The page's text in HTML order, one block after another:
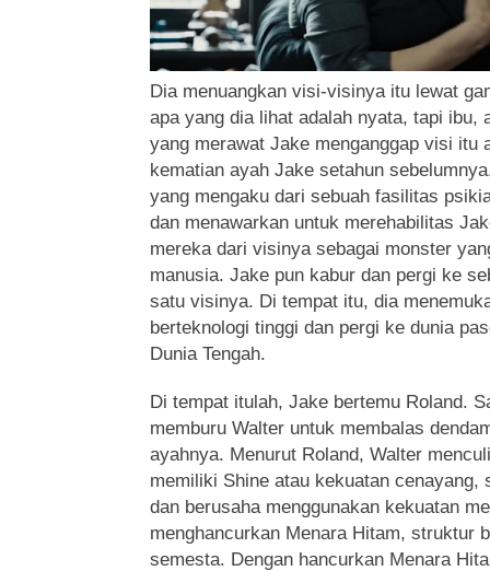
Dia menuangkan visi-visinya itu lewat
apa yang dia lihat adalah nyata, tapi ibu,
yang merawat Jake menganggap visi itu
kematian ayah Jake setahun
yang mengaku dari sebuah fasilitas
dan menawarkan untuk merehabilitas
mereka dari visinya sebagai monster
manusia. Jake pun kabur dan pergi ke
satu visinya. Di tempat itu, dia
berteknologi tinggi dan pergi ke dunia
Dunia Tengah.
Di tempat itulah, Jake bertemu Roland.
memburu Walter untuk membalas
ayahnya. Menurut Roland, Walter
memiliki Shine atau kekuatan
dan berusaha menggunakan kekuatan
menghancurkan Menara Hitam, struktur
semesta. Dengan hancurkan Menara